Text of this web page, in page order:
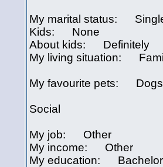
My marital status:
Kids: None
About kids: Definitely
My living situation:
My favourite pets: Dogs
Social
My job: Other
My income: Other
My education: